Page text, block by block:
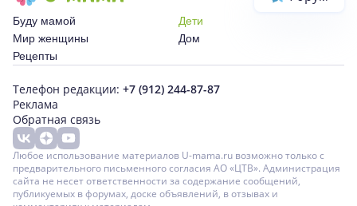
Буду мамой
Дети
Мир женщины
Дом
Рецепты
Телефон редакции: +7 (912) 244-87-87
Реклама
Обратная связь
Любое использование материалов U-mama.ru возможно только с
предварительного письменного согласия АО «ЦТВ». Администрация
сайта не несет ответственности за содержание сообщений,
публикуемых в форумах, доске объявлений, в отзывах и